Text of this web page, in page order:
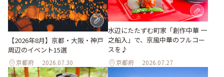
【2026年8月】京都・大阪・神戸
周辺のイベント15選
京都府 2026.07.30
水辺にたたずむ町家「創作中華 一
之船入」で、京風中華のフルコー
スを♪
京都府 2026.07.27